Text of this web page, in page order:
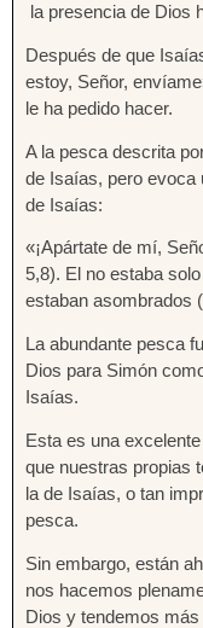
la presencia de Dios
Después de que
estoy, Señor,
le ha pedido hacer.
A la pesca descrita
de Isaías, pero evoca
de Isaías:
«¡Apártate de mí,
5,8). El no estaba
estaban asombrados
La abundante pesca
Dios para Simón
Isaías.
Esta es una
que nuestras propias
la de Isaías, o tan
pesca.
Sin embargo, están
nos hacemos
Dios y tendemos